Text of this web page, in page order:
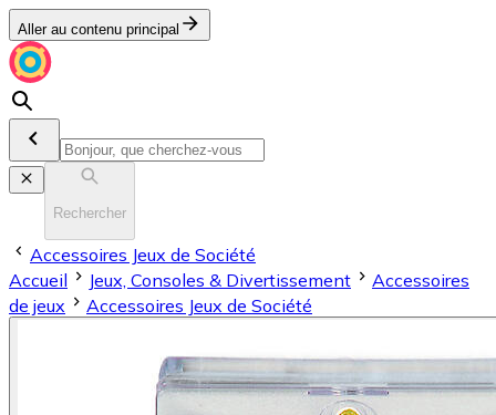
Aller au contenu principal
Rechercher
Accessoires Jeux de Société
Accueil
Jeux, Consoles & Divertissement
Accessoires
de jeux
Accessoires Jeux de Société